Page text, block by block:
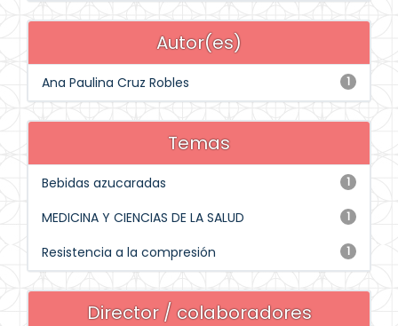
Autor(es)
1
Ana Paulina Cruz Robles
Temas
1
Bebidas azucaradas
1
MEDICINA Y CIENCIAS DE LA SALUD
1
Resistencia a la compresión
Director / colaboradores